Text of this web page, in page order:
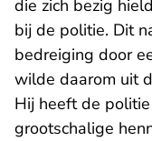
die zich bezig
bij de politie. Dit
bedreiging door
wilde daarom uit
Hij heeft de
grootschalige